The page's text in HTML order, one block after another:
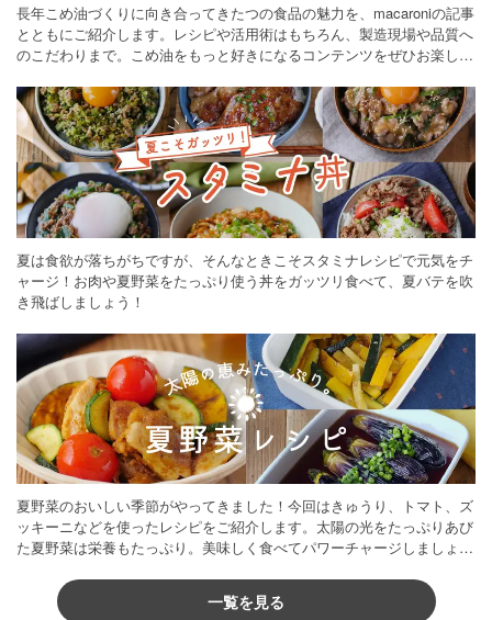
長年こめ油づくりに向き合ってきたつの食品の魅力を、macaroniの記事
とともにご紹介します。レシピや活用術はもちろん、製造現場や品質へ
のこだわりまで。こめ油をもっと好きになるコンテンツをぜひお楽しみ
夏は食欲が落ちがちですが、そんなときこそスタミナレシピで元気をチ
ャージ！お肉や夏野菜をたっぷり使う丼をガッツリ食べて、夏バテを吹
き飛ばしましょう！
夏野菜のおいしい季節がやってきました！今回はきゅうり、トマト、ズ
ッキーニなどを使ったレシピをご紹介します。太陽の光をたっぷりあび
た夏野菜は栄養もたっぷり。美味しく食べてパワーチャージしましょう
一覧を見る